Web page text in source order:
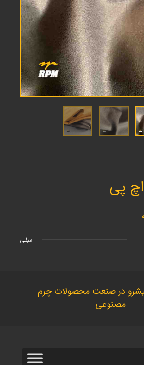
پی
مبلی
در صنعت محصولات چرم
مصنوعی